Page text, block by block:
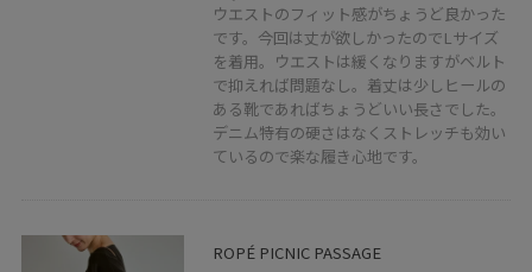
ウエストのフィット感がちょうど良かった
です。今回は丈が欲しかったのでLサイズ
を着用。ウエストは緩くなりますがベルト
で抑えれば問題なし。着丈は少しヒールの
ある靴であればちょうどいい長さでした。
デニム特有の硬さはなくストレッチも効い
ているので楽な履き心地です。
ROPÉ PICNIC PASSAGE